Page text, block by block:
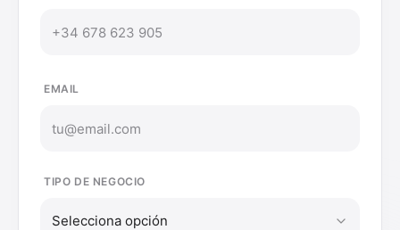
EMAIL
TIPO DE NEGOCIO
Selecciona opción